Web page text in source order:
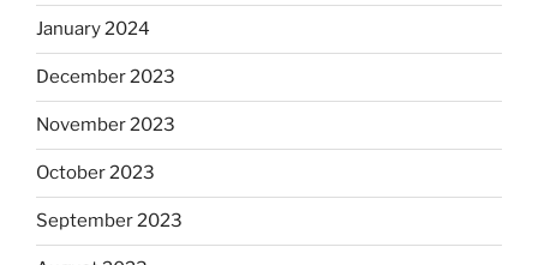
January 2024
December 2023
November 2023
October 2023
September 2023